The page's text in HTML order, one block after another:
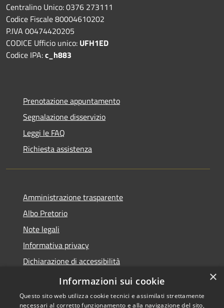
Centralino Unico: 0376 273111
Codice Fiscale 80004610202
P.IVA 00474420205
CODICE Ufficio unico: UFH1ED
Codice IPA:c_h883
Prenotazione appuntamento
Segnalazione disservizio
Leggi le FAQ
Richiesta assistenza
Amministrazione trasparente
Albo Pretorio
Note legali
Informativa privacy
Dichiarazione di accessibilità
Obiettivi di accessibilità
×
Informazioni sui cookie
Questo sito web utilizza cookie tecnici e assimilati strettamente
necessari al corretto funzionamento e alla navigazione del sito,